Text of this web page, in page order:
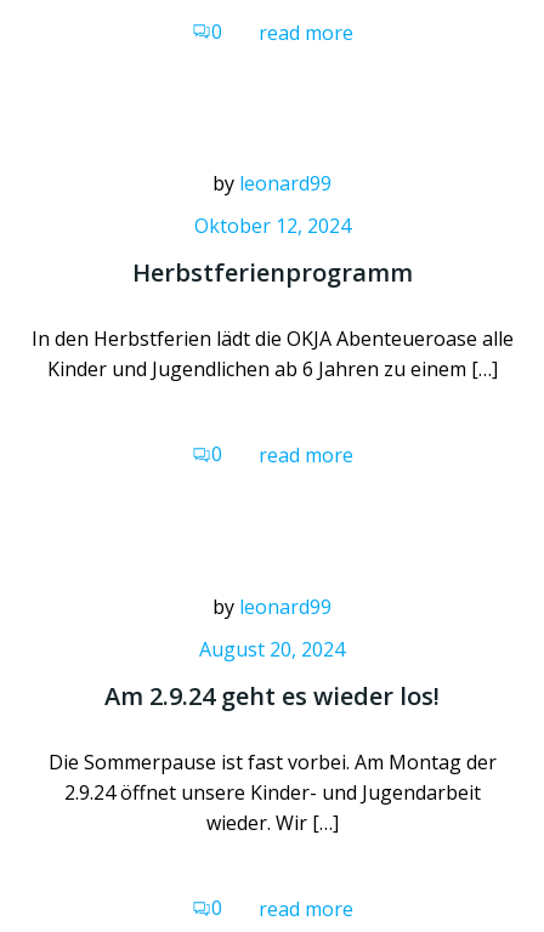
0 read more
by leonard99
Oktober 12, 2024
Herbstferienprogramm
In den Herbstferien lädt die OKJA Abenteueroase alle
Kinder und Jugendlichen ab 6 Jahren zu einem […]
0 read more
by leonard99
August 20, 2024
Am 2.9.24 geht es wieder los!
Die Sommerpause ist fast vorbei. Am Montag der
2.9.24 öffnet unsere Kinder- und Jugendarbeit
wieder. Wir […]
0 read more